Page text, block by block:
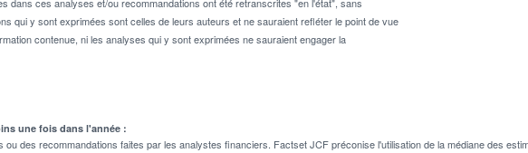
qui y sont exprimées sont celles de leurs auteurs et ne sauraient refléter le point de vue
contenue, ni les analyses qui y sont exprimées ne sauraient engager la
une fois dans l'année :
des recommandations faites par les analystes financiers. Factset JCF préconise l'utilisation de la médiane des